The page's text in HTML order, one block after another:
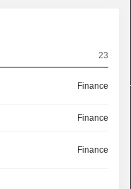
23
Finance
Finance
Finance